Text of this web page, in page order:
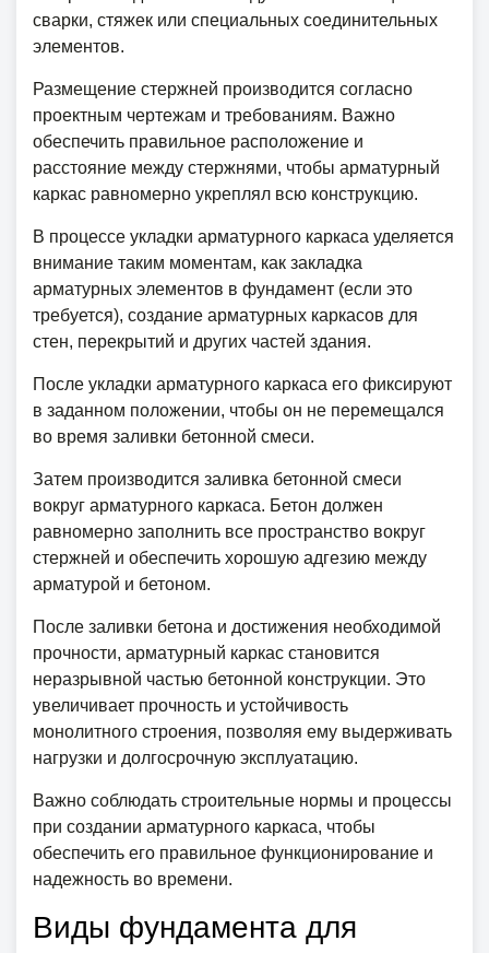
сварки, стяжек или специальных соединительных
элементов.
Размещение стержней производится согласно
проектным чертежам и требованиям. Важно
обеспечить правильное расположение и
расстояние между стержнями, чтобы арматурный
каркас равномерно укреплял всю конструкцию.
В процессе укладки арматурного каркаса уделяется
внимание таким моментам, как закладка
арматурных элементов в фундамент (если это
требуется), создание арматурных каркасов для
стен, перекрытий и других частей здания.
После укладки арматурного каркаса его фиксируют
в заданном положении, чтобы он не перемещался
во время заливки бетонной смеси.
Затем производится заливка бетонной смеси
вокруг арматурного каркаса. Бетон должен
равномерно заполнить все пространство вокруг
стержней и обеспечить хорошую адгезию между
арматурой и бетоном.
После заливки бетона и достижения необходимой
прочности, арматурный каркас становится
неразрывной частью бетонной конструкции. Это
увеличивает прочность и устойчивость
монолитного строения, позволяя ему выдерживать
нагрузки и долгосрочную эксплуатацию.
Важно соблюдать строительные нормы и процессы
при создании арматурного каркаса, чтобы
обеспечить его правильное функционирование и
надежность во времени.
Виды фундамента для